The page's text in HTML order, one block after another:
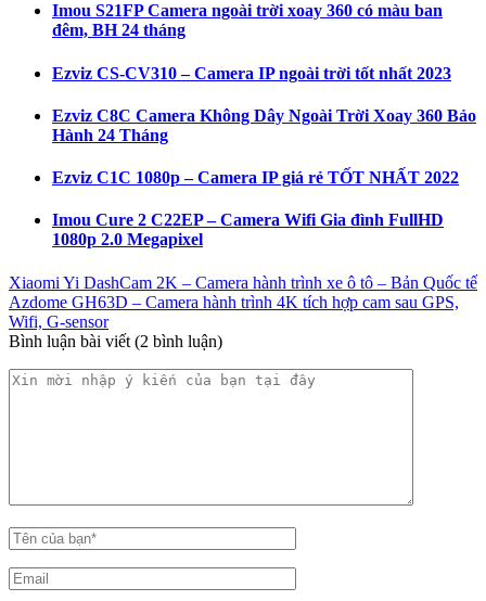
Imou S21FP Camera ngoài trời xoay 360 có màu ban
đêm, BH 24 tháng
Ezviz CS-CV310 – Camera IP ngoài trời tốt nhất 2023
Ezviz C8C Camera Không Dây Ngoài Trời Xoay 360 Bảo
Hành 24 Tháng
Ezviz C1C 1080p – Camera IP giá rẻ TỐT NHẤT 2022
Imou Cure 2 C22EP – Camera Wifi Gia đình FullHD
1080p 2.0 Megapixel
Xiaomi Yi DashCam 2K – Camera hành trình xe ô tô – Bản Quốc tế
Azdome GH63D – Camera hành trình 4K tích hợp cam sau GPS,
Wifi, G-sensor
Bình luận bài viết (2 bình luận)